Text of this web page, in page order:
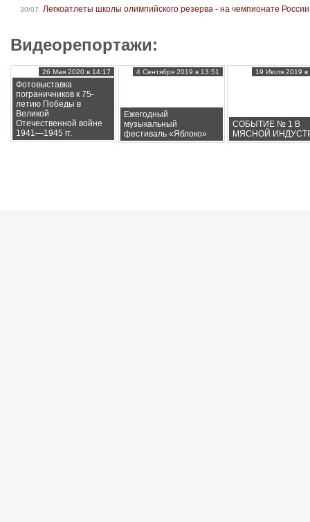
30/07 Легкоатлеты школы олимпийского резерва - на чемпионате России
Видеорепортажи:
Фотовыставка
пограничников к 75-
летию Победы в
Великой
Отечественной войне
1941—1945 гг.
26 Мая 2020 в 14:17
Ежегодный
музыкальный
фестиваль «Яблоко»
4 Сентября 2019 в 13:51
СОБЫТИЕ № 1 В
МЯСНОЙ
19 Июля 2019 в